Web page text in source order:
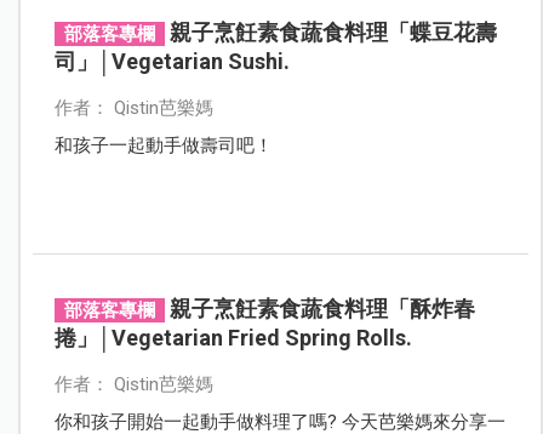
部落客專欄
親子烹飪素食蔬食料理「蝶豆花壽
司」│Vegetarian Sushi.
作者： Qistin芭樂媽
和孩子一起動手做壽司吧！
部落客專欄
親子烹飪素食蔬食料理「酥炸春
捲」│Vegetarian Fried Spring Rolls.
作者： Qistin芭樂媽
你和孩子開始一起動手做料理了嗎? 今天芭樂媽來分享一